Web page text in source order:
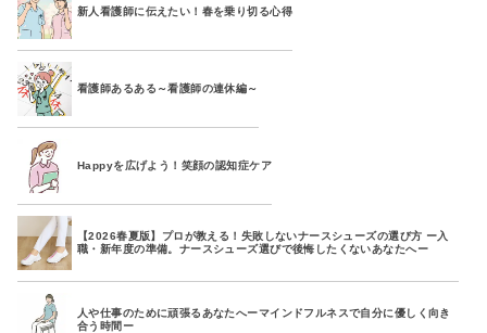
新人看護師に伝えたい！春を乗り切る心得
看護師あるある～看護師の連休編～
Happyを広げよう！笑顔の認知症ケア
【2026春夏版】プロが教える！失敗しないナースシューズの選び方 ー入
職・新年度の準備。ナースシューズ選びで後悔したくないあなたへー
人や仕事のために頑張るあなたへーマインドフルネスで自分に優しく向き
合う時間ー